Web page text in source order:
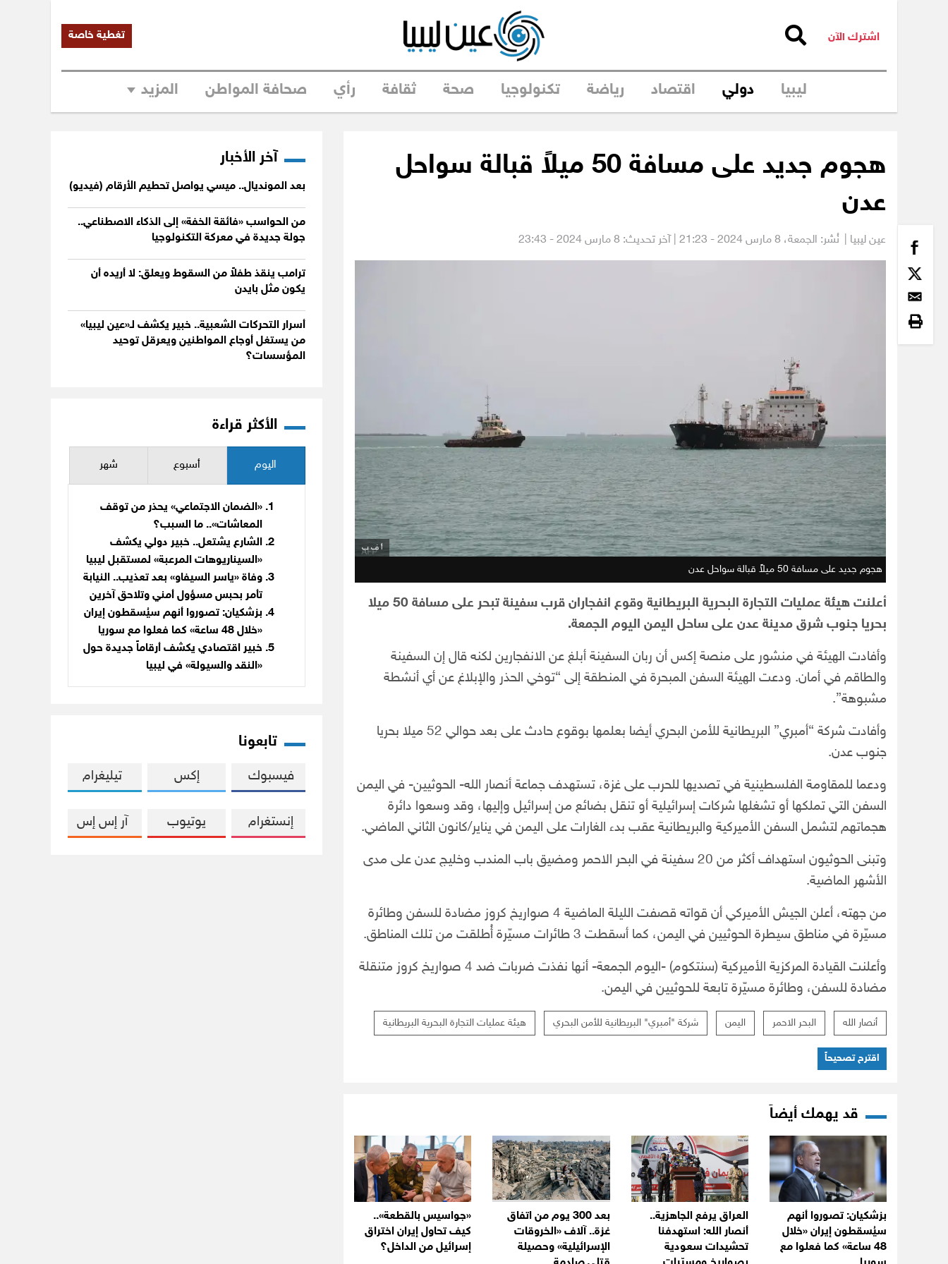
اشترك الآن تغطية خاصة
ليبيا دولي اقتصاد رياضة تكنولوجيا صحة ثقافة رأي صحافة المواطن المزيد
هجوم جديد على مسافة 50 ميلاً قبالة سواحل
عدن
عين ليبيا | نُشر: الجمعة، | آخر تحديث: 8 مارس 2024 - 23:43
أ ف ب
هجوم جديد على مسافة 50 ميلاً قبالة سواحل عدن
أعلنت هيئة عمليات التجارة البحرية البريطانية وقوع انفجاران قرب سفينة تبحر على مسافة 50 ميلا
بحريا جنوب شرق مدينة عدن على ساحل اليمن اليوم الجمعة.
وأفادت الهيئة في منشور على منصة إكس أن ربان السفينة أبلغ عن الانفجارين لكنه قال إن السفينة
والطاقم في أمان. ودعت الهيئة السفن المبحرة في المنطقة إلى “توخي الحذر والإبلاغ عن أي أنشطة
مشبوهة”.
وأفادت شركة “أمبري” البريطانية للأمن البحري أيضا بعلمها بوقوع حادث على بعد حوالي 52 ميلا بحريا
جنوب عدن.
ودعما للمقاومة الفلسطينية في تصديها للحرب على غزة، تستهدف جماعة أنصار الله- الحوثيين- في اليمن
السفن التي تملكها أو تشغلها شركات إسرائيلية أو تنقل بضائع من إسرائيل وإليها، وقد وسعوا دائرة
هجماتهم لتشمل السفن الأميركية والبريطانية عقب بدء الغارات على اليمن في يناير/كانون الثاني الماضي.
وتبنى الحوثيون استهداف أكثر من 20 سفينة في البحر الاحمر ومضيق باب المندب وخليج عدن على مدى
الأشهر الماضية.
من جهته، أعلن الجيش الأميركي أن قواته قصفت الليلة الماضية 4 صواريخ كروز مضادة للسفن وطائرة
مسيّرة في مناطق سيطرة الحوثيين في اليمن، كما أسقطت 3 طائرات مسيّرة أُطلقت من تلك المناطق.
وأعلنت القيادة المركزية الأميركية (سنتكوم) -اليوم الجمعة- أنها نفذت ضربات ضد 4 صواريخ كروز متنقلة
مضادة للسفن، وطائرة مسيّرة تابعة للحوثيين في اليمن.
أنصار الله البحر الاحمر اليمن شركة "أمبري" البريطانية للأمن البحري هيئة عمليات التجارة البحرية البريطانية
اقترح تصحيحاً
قد يهمك أيضاً
بزشكيان: تصوروا أنهم
سيُسقطون إيران «خلال
48 ساعة» كما فعلوا مع
العراق يرفع الجاهزية..
أنصار الله: استهدفنا
تحشيدات سعودية
بعد 300 يوم من اتفاق
غزة.. آلاف «الخروقات
الإسرائيلية» وحصيلة
«جواسيس بالقطعة»..
كيف تحاول إيران اختراق
إسرائيل من الداخل؟
آخر الأخبار
بعد المونديال.. ميسي يواصل تحطيم الأرقام (فيديو)
من الحواسب «فائقة الخفة» إلى الذكاء الاصطناعي..
جولة جديدة في معركة التكنولوجيا
ترامب ينقذ طفلاً من السقوط ويعلق: لا أريده أن
يكون مثل بايدن
أسرار التحركات الشعبية.. خبير يكشف لـ«عين ليبيا»
من يستغل أوجاع المواطنين ويعرقل توحيد
المؤسسات؟
الأكثر قراءة
اليوم أسبوع شهر
«الضمان الاجتماعي» يحذر من توقف
المعاشات».. ما السبب؟
الشارع يشتعل.. خبير دولي يكشف
«السيناريوهات المرعبة» لمستقبل ليبيا
وفاة «ياسر السيفاو» بعد تعذيب.. النيابة
تأمر بحبس مسؤول أمني وتلاحق آخرين
بزشكيان: تصوروا أنهم سيُسقطون إيران
«خلال 48 ساعة» كما فعلوا مع سوريا
خبير اقتصادي يكشف أرقاماً جديدة حول
«النقد والسيولة» في ليبيا
تابعونا
فيسبوك إكس تيليغرام
إنستغرام يوتيوب آر إس إس